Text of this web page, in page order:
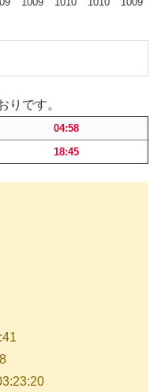
りです。
04:58
18:45